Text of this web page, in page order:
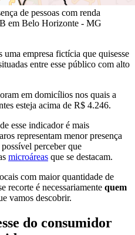
de pessoas com renda
em Belo Horizonte - MG
empresa fictícia que quisesse
entre esse público com alto
em domicílios nos quais a
esteja acima de R$ 4.246.
esse indicador é mais
representam menor presença
perceber que
microáreas que se destacam.
com maior quantidade de
recorte é necessariamente quem
vamos descobrir.
do consumidor